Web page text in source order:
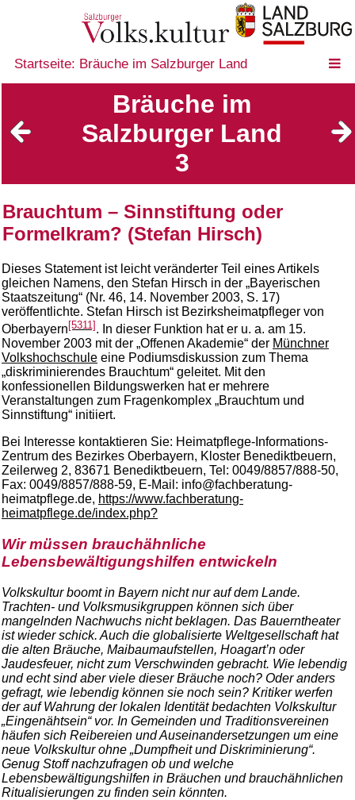
Startseite: Bräuche im Salzburger Land
Bräuche im
Salzburger Land
3
Brauchtum – Sinnstiftung oder
Formelkram? (Stefan Hirsch)
Dieses Statement ist leicht veränderter Teil eines Artikels
gleichen Namens, den Stefan Hirsch in der „Bayerischen
Staatszeitung“ (Nr. 46, 14. November 2003, S. 17)
veröffentlichte. Stefan Hirsch ist Bezirksheimatpfleger von
Oberbayern [5311] . In dieser Funktion hat er u. a. am 15.
November 2003 mit der „Offenen Akademie“ der Münchner
Volkshochschule eine Podiumsdiskussion zum Thema
„diskriminierendes Brauchtum“ geleitet. Mit den
konfessionellen Bildungswerken hat er mehrere
Veranstaltungen zum Fragenkomplex „Brauchtum und
Sinnstiftung“ initiiert.
Bei Interesse kontaktieren Sie: Heimatpflege-Informations-
Zentrum des Bezirkes Oberbayern, Kloster Benediktbeuern,
Zeilerweg 2, 83671 Benediktbeuern, Tel: 0049/8857/888-50,
Fax: 0049/8857/888-59, E-Mail: info@fachberatung-
heimatpflege.de, https://www.fachberatung-
heimatpflege.de/index.php?
Wir müssen brauchähnliche
Lebensbewältigungshilfen entwickeln
Volkskultur boomt in Bayern nicht nur auf dem Lande.
Trachten- und Volksmusikgruppen können sich über
mangelnden Nachwuchs nicht beklagen. Das Bauerntheater
ist wieder schick. Auch die globalisierte Weltgesellschaft hat
die alten Bräuche, Maibaumaufstellen, Hoagart’n oder
Jaudesfeuer, nicht zum Verschwinden gebracht. Wie lebendig
und echt sind aber viele dieser Bräuche noch? Oder anders
gefragt, wie lebendig können sie noch sein? Kritiker werfen
der auf Wahrung der lokalen Identität bedachten Volkskultur
„Eingenähtsein“ vor. In Gemeinden und Traditionsvereinen
häufen sich Reibereien und Auseinandersetzungen um eine
neue Volkskultur ohne „Dumpfheit und Diskriminierung“.
Genug Stoff nachzufragen ob und welche
Lebensbewältigungshilfen in Bräuchen und brauchähnlichen
Ritualisierungen zu finden sein könnten.